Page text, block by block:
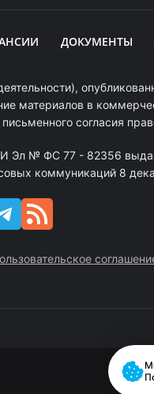
ДОКУМЕНТЫ
материалов в
согласия
Эл № ФС 77 - 82356
коммуникаций 8